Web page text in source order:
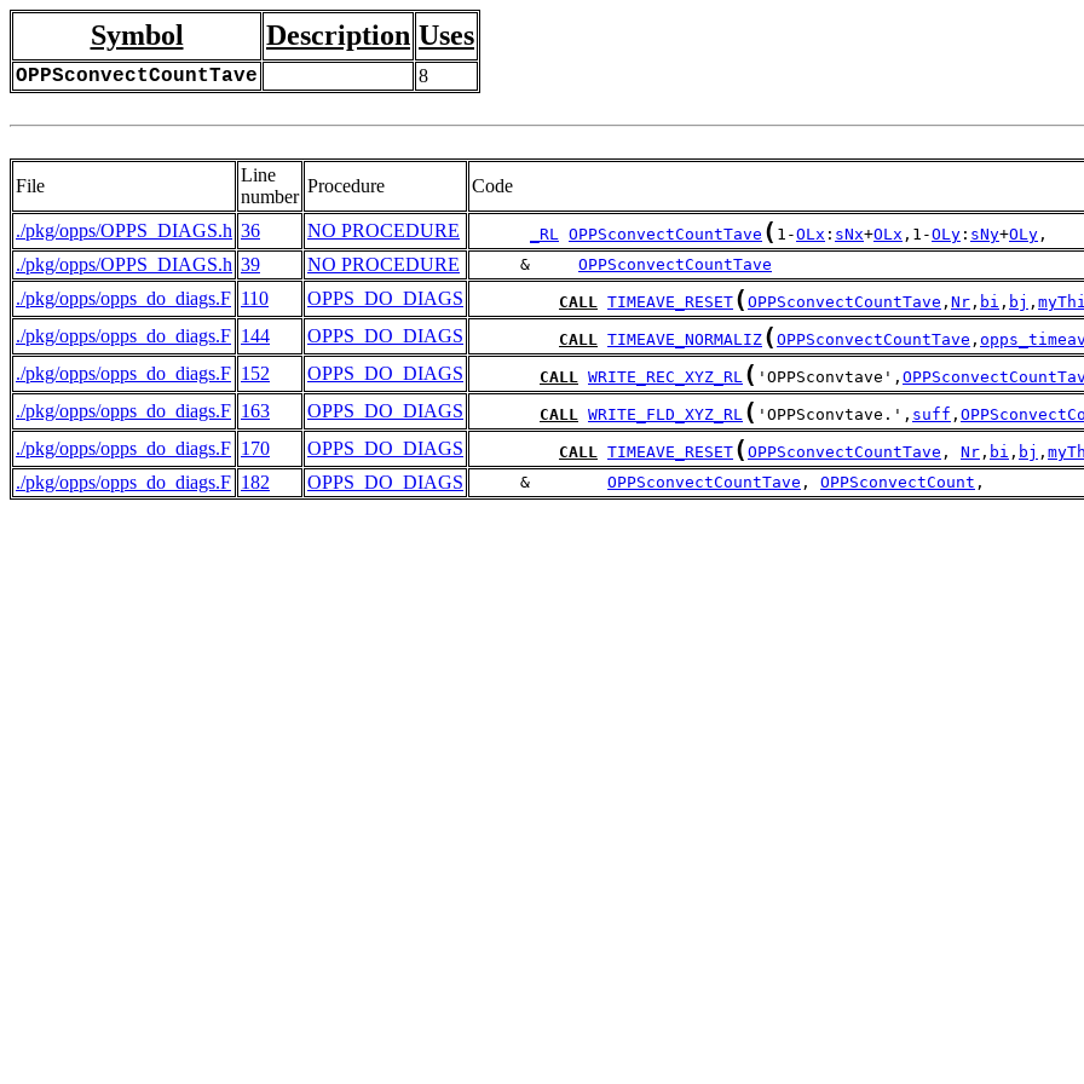
Symbol Description Uses
OPPSconvectCountTave 8
File
Line
number
Procedure Code
./pkg/opps/OPPS_DIAGS.h 36 NO PROCEDURE _RL OPPSconvectCountTave ( 1-OLx : sNx+OLx ,1-OLy : sNy+OLy ,
./pkg/opps/OPPS_DIAGS.h 39 NO PROCEDURE
     &
OPPSconvectCountTave
./pkg/opps/opps_do_diags.F 110 OPPS_DO_DIAGS CALL TIMEAVE_RESET ( OPPSconvectCountTave , Nr , bi , bj ,
./pkg/opps/opps_do_diags.F 144 OPPS_DO_DIAGS CALL TIMEAVE_NORMALIZ ( OPPSconvectCountTave ,
./pkg/opps/opps_do_diags.F 152 OPPS_DO_DIAGS CALL WRITE_REC_XYZ_RL ( 'OPPSconvtave',
./pkg/opps/opps_do_diags.F 163 OPPS_DO_DIAGS CALL WRITE_FLD_XYZ_RL ( 'OPPSconvtave.', suff ,
./pkg/opps/opps_do_diags.F 170 OPPS_DO_DIAGS CALL TIMEAVE_RESET ( OPPSconvectCountTave , Nr , bi , bj ,
./pkg/opps/opps_do_diags.F 182 OPPS_DO_DIAGS
     &
OPPSconvectCountTave , OPPSconvectCount ,